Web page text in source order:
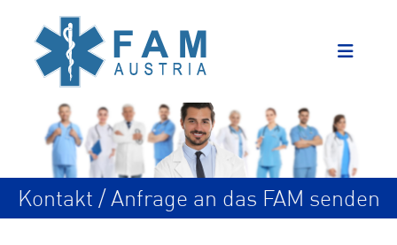
Kontakt / Anfrage an das FAM senden